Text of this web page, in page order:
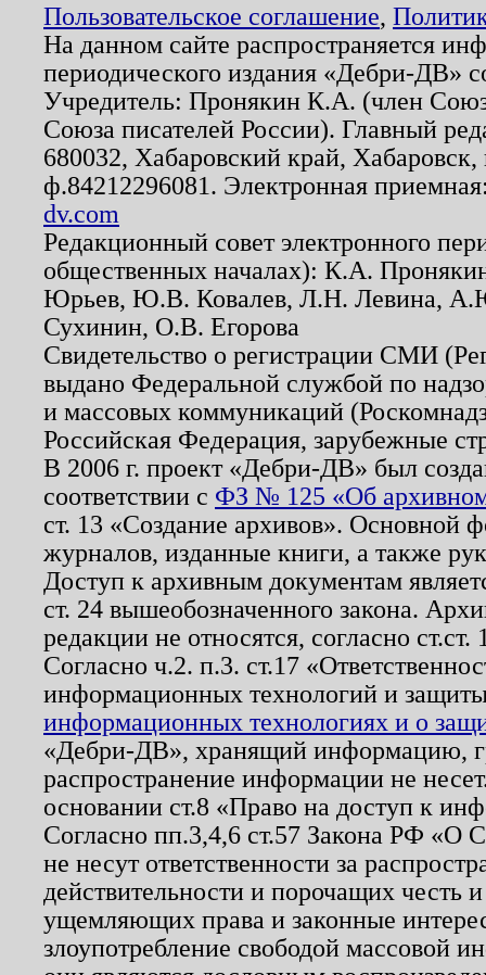
Пользовательское соглашение,
На данном сайте распространяется
периодического издания «Дебри-ДВ»
Учредитель: Пронякин К.А. (член
Союза писателей России). Главный
680032, Хабаровский край,
ф.84212296081. Электронная
dv.com
Редакционный совет электронного
общественных началах): К.А.
Юрьев, Ю.В. Ковалев, Л.Н. Левина,
Сухинин, О.В. Егорова
Свидетельство о регистрации СМИ
выдано Федеральной службой по
и массовых коммуникаций
Российская Федерация, зарубежные
В 2006 г. проект «Дебри-ДВ» был
соответствии с ФЗ № 125 «Об
ст. 13 «Создание архивов». Основной
журналов, изданные книги, а также
Доступ к архивным документам
ст. 24 вышеобозначенного закона.
редакции не относятся, согласно
Согласно ч.2. п.3. ст.17
информационных технологий и
информационных технологиях и о
«Дебри-ДВ», хранящий информацию,
распространение информации не
основании ст.8 «Право на доступ к
Согласно пп.3,4,6 ст.57 Закона РФ «О
не несут ответственности за
действительности и порочащих честь
ущемляющих права и законные
злоупотребление свободой массовой